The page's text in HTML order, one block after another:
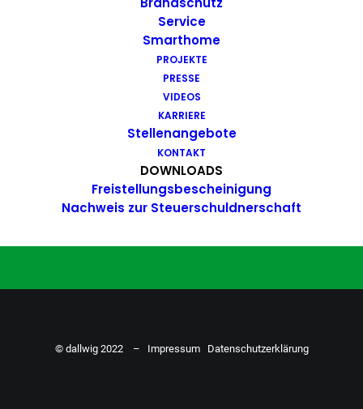
Service
Smarthome
PROJEKTE
PRESSE
VIDEOS
KARRIERE
Stellenangebote
KONTAKT
DOWNLOADS
Freistellungsbescheinigung
Nachweis zur Steuerschuldnerschaft
Du hast Bock auf einen Job mit
Action. Bewirb dich ganz einfach
ZU DEN STELLENANGEBOTEN
© dallwig 2022 – Impressum Datenschutzerklärung